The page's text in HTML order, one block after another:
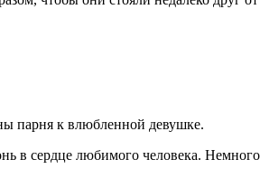
парня к влюбленной девушке.
в сердце любимого человека.